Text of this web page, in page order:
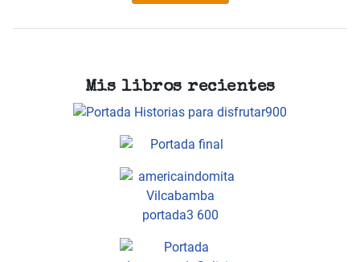
Mis libros recientes